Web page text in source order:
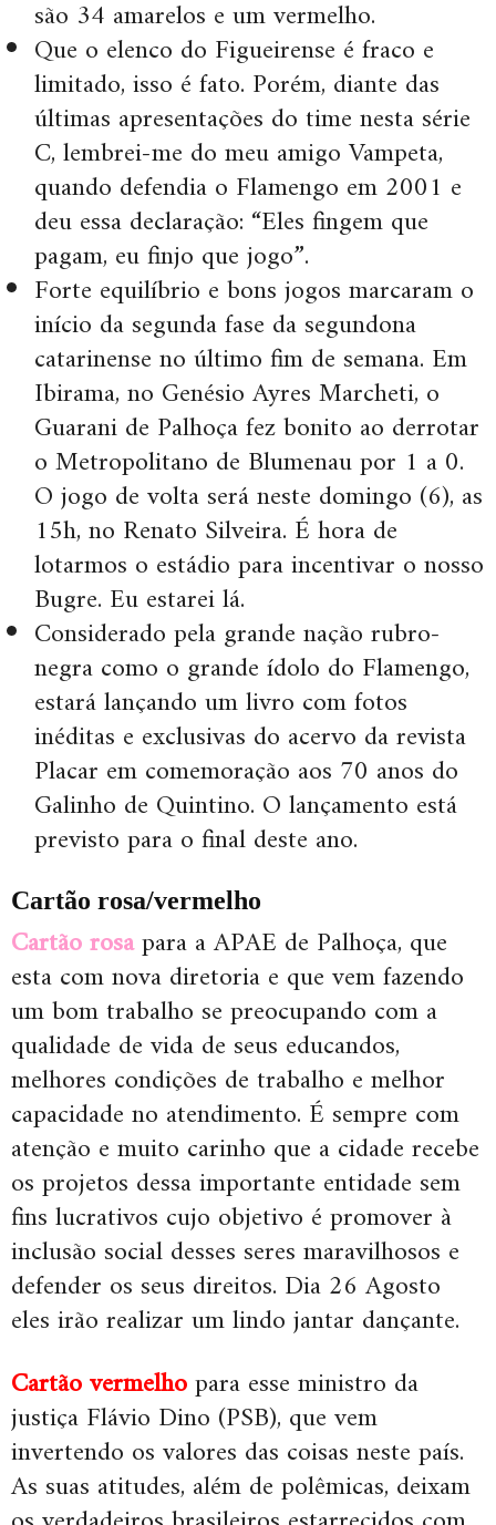
são 34 amarelos e um vermelho.
Que o elenco do Figueirense é fraco e
limitado, isso é fato. Porém, diante das
últimas apresentações do time nesta série
C, lembrei-me do meu amigo Vampeta,
quando defendia o Flamengo em 2001 e
deu essa declaração: “Eles fingem que
pagam, eu finjo que jogo”.
Forte equilíbrio e bons jogos marcaram o
início da segunda fase da segundona
catarinense no último fim de semana. Em
Ibirama, no Genésio Ayres Marcheti, o
Guarani de Palhoça fez bonito ao derrotar
o Metropolitano de Blumenau por 1 a 0.
O jogo de volta será neste domingo (6), as
15h, no Renato Silveira. É hora de
lotarmos o estádio para incentivar o nosso
Bugre. Eu estarei lá.
Considerado pela grande nação rubro-
negra como o grande ídolo do Flamengo,
estará lançando um livro com fotos
inéditas e exclusivas do acervo da revista
Placar em comemoração aos 70 anos do
Galinho de Quintino. O lançamento está
previsto para o final deste ano.
Cartão rosa/vermelho
Cartão rosapara a APAE de Palhoça, que
esta com nova diretoria e que vem fazendo
um bom trabalho se preocupando com a
qualidade de vida de seus educandos,
melhores condições de trabalho e melhor
capacidade no atendimento. É sempre com
atenção e muito carinho que a cidade recebe
os projetos dessa importante entidade sem
fins lucrativos cujo objetivo é promover à
inclusão social desses seres maravilhosos e
defender os seus direitos. Dia 26 Agosto
eles irão realizar um lindo jantar dançante.
Cartão vermelhopara esse ministro da
justiça Flávio Dino (PSB), que vem
invertendo os valores das coisas neste país.
As suas atitudes, além de polêmicas, deixam